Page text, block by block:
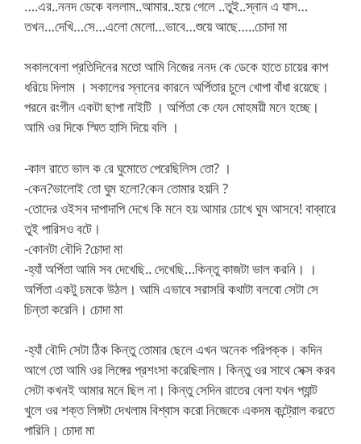
….এর..ননদ ডেকে বললাম..আমার..হয়ে গেলে ..তুই..স্নান এ যাস…
তখন…দেখি…সে…এলো মেলো…ভাবে…শুয়ে আছে…..চোদা মা
সকালবেলা প্রতিদিনের মতো আমি নিজের ননদ কে ডেকে হাতে চায়ের কাপ
ধরিয়ে দিলাম । সকালের স্নানের কারনে অর্পিতার চুলে খোপা বাঁধা রয়েছে।
পরনে রংগীন একটা ছাপা নাইটি । অর্পিতা কে যেন মোহময়ী মনে হচ্ছে।
আমি ওর দিকে স্মিত হাসি দিয়ে বলি ।
-কাল রাতে ভাল ক রে ঘুমোতে পেরেছিলিস তো? ।
-কেন?ভালোই তো ঘুম হলো?কেন তোমার হয়নি ?
-তোদের ওইসব দাপাদাপি দেখে কি মনে হয় আমার চোখে ঘুম আসবে! বাব্বারে
তুই পারিসও বটে।
-কোনটা বৌদি ?চোদা মা
-হ্যাঁ অর্পিতা আমি সব দেখেছি.. দেখেছি…কিন্তু কাজটা ভাল করনি। ।
অর্পিতা একটু চমকে উঠল। আমি এভাবে সরাসরি কথাটা বলবো সেটা সে
চিন্তা করেনি। চোদা মা
-হ্যাঁ বৌদি সেটা ঠিক কিন্তু তোমার ছেলে এখন অনেক পরিপক্ক। কদিন
আগে তো আমি ওর লিঙ্গের প্রশংসা করেছিলাম। কিন্তু ওর সাথে সেক্স করব
সেটা কখনই আমার মনে ছিল না। কিন্তু সেদিন রাতের বেলা যখন প্যান্ট
খুলে ওর শক্ত লিঙ্গটা দেখলাম বিশ্বাস করো নিজেকে একদম কন্ট্রোল করতে
পারিনি। চোদা মা